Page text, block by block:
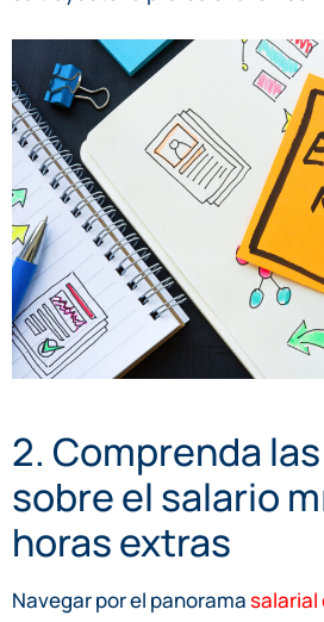
2. Comprenda
sobre el salario
horas extras
Navegar por el panoramasalarial